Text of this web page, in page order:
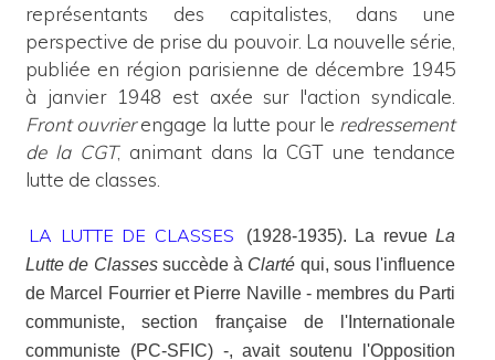
représentants des capitalistes, dans une
perspective de prise du pouvoir. La nouvelle série,
publiée en région parisienne de décembre 1945
à janvier 1948 est axée sur l'action syndicale.
Front ouvrierengage la lutte pour le redressement
de la CGT, animant dans la CGT une tendance
lutte de classes.
LA LUTTE DE CLASSES (1928-1935). La revueLa
Lutte de Classes succède à Clarté qui, sous l'influence
de Marcel Fourrier et Pierre Naville - membres du Parti
communiste, section française de l'Internationale
communiste (PC-SFIC) -, avait soutenu l'Opposition